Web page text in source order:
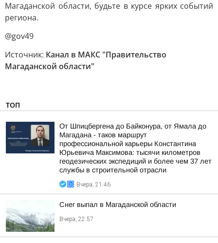
Магаданской области, будьте в курсе ярких событий
региона.
@gov49
Источник: Канал в МАКС "Правительство
Магаданской области"
ТОП
От Шпицбергена до Байконура, от Ямала до
Магадана - таков маршрут
профессиональной карьеры Константина
Юрьевича Максимова: тысячи километров
геодезических экспедиций и более чем 37 лет
службы в строительной отрасли
Вчера, 21:46
Снег выпал в Магаданской области
Вчера, 22:57